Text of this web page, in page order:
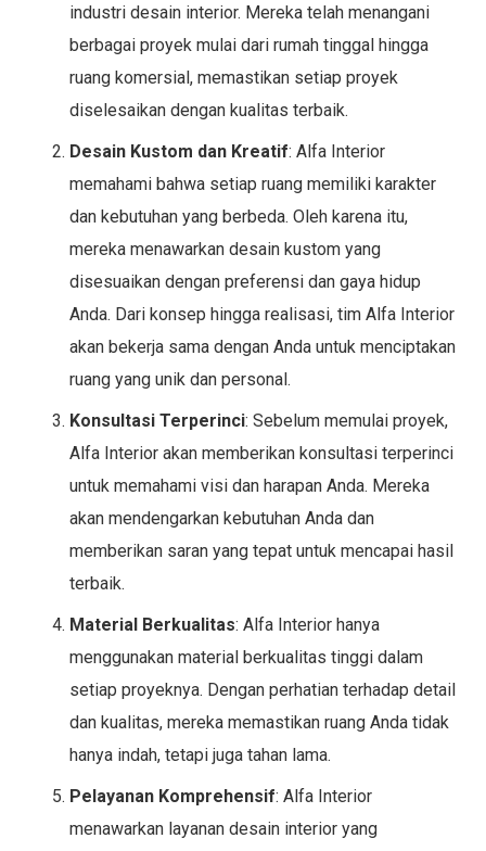
industri desain interior. Mereka telah menangani
berbagai proyek mulai dari rumah tinggal hingga
ruang komersial, memastikan setiap proyek
diselesaikan dengan kualitas terbaik.
Desain Kustom dan Kreatif: Alfa Interior
memahami bahwa setiap ruang memiliki karakter
dan kebutuhan yang berbeda. Oleh karena itu,
mereka menawarkan desain kustom yang
disesuaikan dengan preferensi dan gaya hidup
Anda. Dari konsep hingga realisasi, tim Alfa Interior
akan bekerja sama dengan Anda untuk menciptakan
ruang yang unik dan personal.
Konsultasi Terperinci: Sebelum memulai proyek,
Alfa Interior akan memberikan konsultasi terperinci
untuk memahami visi dan harapan Anda. Mereka
akan mendengarkan kebutuhan Anda dan
memberikan saran yang tepat untuk mencapai hasil
terbaik.
Material Berkualitas: Alfa Interior hanya
menggunakan material berkualitas tinggi dalam
setiap proyeknya. Dengan perhatian terhadap detail
dan kualitas, mereka memastikan ruang Anda tidak
hanya indah, tetapi juga tahan lama.
Pelayanan Komprehensif: Alfa Interior
menawarkan layanan desain interior yang